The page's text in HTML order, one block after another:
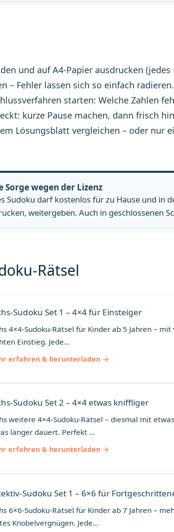
und auf A4-Papier ausdrucken
– Fehler lassen sich so einfach radieren.
starten: Welche Zahlen
kurze Pause machen, dann frisch
Lösungsblatt vergleichen – oder nur
Sorge wegen der Lizenz
Sudoku darf kostenlos für zu Hause und in
weitergeben. Auch in geschlossenen
Rätsel
Sudoku Set 1 – 4×4 für Einsteiger
4×4-Sudoku-Rätsel für Kinder ab 5 Jahren –
Einstieg. Jede...
erfahren & herunterladen
Sudoku Set 2 – 4×4 etwas kniffliger
weitere 4×4-Sudoku-Rätsel – diesmal mit
länger dauert. Perfekt ...
erfahren & herunterladen
Sudoku Set 1 – 6×6 für
6×6-Sudoku-Rätsel für Kinder ab 7 Jahren –
Knobelvergnügen. Jede...